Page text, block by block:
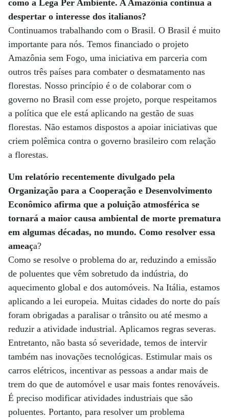
como a Lega Per Ambiente. A Amazônia continua a
despertar o interesse dos italianos?
Continuamos trabalhando com o Brasil. O Brasil é muito
importante para nós. Temos financiado o projeto
Amazônia sem Fogo, uma iniciativa em parceria com
outros três países para combater o desmatamento nas
florestas. Nosso princípio é o de colaborar com o
governo no Brasil com esse projeto, porque respeitamos
a política que ele está aplicando na gestão de suas
florestas. Não estamos dispostos a apoiar iniciativas que
criem polêmica contra o governo brasileiro com relação
a florestas.
Um relatório recentemente divulgado pela
Organização para a Cooperação e Desenvolvimento
Econômico afirma que a poluição atmosférica se
tornará a maior causa ambiental de morte prematura
em algumas décadas, no mundo. Como resolver essa
ameaça?
Como se resolve o problema do ar, reduzindo a emissão
de poluentes que vêm sobretudo da indústria, do
aquecimento global e dos automóveis. Na Itália, estamos
aplicando a lei europeia. Muitas cidades do norte do país
foram obrigadas a paralisar o trânsito ou até mesmo a
reduzir a atividade industrial. Aplicamos regras severas.
Entretanto, não basta só severidade, temos de intervir
também nas inovações tecnológicas. Estimular mais os
carros elétricos, incentivar as pessoas a andar mais de
trem do que de automóvel e usar mais fontes renováveis.
É preciso modificar atividades industriais que são
poluentes. Portanto, para resolver um problema